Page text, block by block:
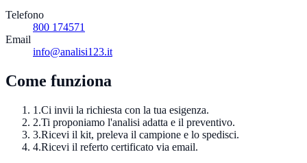
Telefono
800 174571
Email
info@analisi123.it
Come funziona
1.Ci invii la richiesta con la tua esigenza.
2.Ti proponiamo l'analisi adatta e il preventivo.
3.Ricevi il kit, preleva il campione e lo spedisci.
4.Ricevi il referto certificato via email.